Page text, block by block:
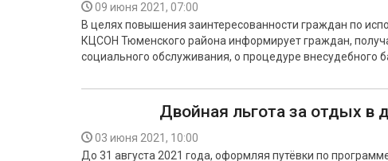
09 июня 2021, 07:00
В целях повышения заинтересованности граждан по
КЦСОН Тюменского района информирует граждан,
социального обслуживания, о процедуре внесудебного
Двойная льгота за отдых в
03 июня 2021, 10:00
До 31 августа 2021 года, оформляя путёвки по